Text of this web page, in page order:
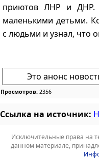
приютов ЛНР и ДНР.
маленькими детьми.
с людьми и узнал, что
Это анонс
Просмотров: 2356
Ссылка на источник:
Исключительные права на
данном материале,